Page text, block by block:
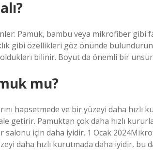
Pamuk, bambu veya mikrofiber gibi
gibi özellikleri göz önünde
bilinir. Boyut da önemli bir
mu?
hapsetmede ve bir yüzeyi daha hızlı
getirir. Pamuktan çok daha hızlı
için daha iyidir. 1 Ocak
daha hızlı kurutmada daha iyidir, bu